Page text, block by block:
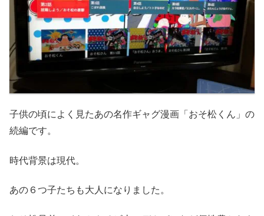
子供の頃によく見たあの名作ギャグ漫画「おそ松くん」の
続編です。
時代背景は現代。
あの６つ子たちも大人になりました。